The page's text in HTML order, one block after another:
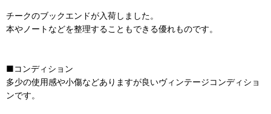
チークのブックエンドが入荷しました。
本やノートなどを整理することもできる優れものです。
■コンディション
多少の使用感や小傷などありますが良いヴィンテージコンディショ
ンです。